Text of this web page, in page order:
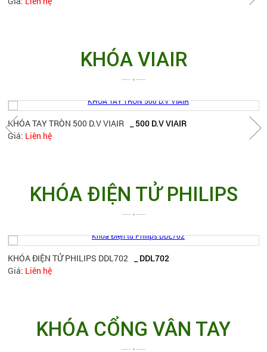
KHÓA VIAIR
KHÓA TAY TRÒN 500 D.V VIAIR
_ 500 D.V VIAIR
Giá: Liên hệ
KHÓA ĐIỆN TỬ PHILIPS
KHÓA ĐIỆN TỬ PHILIPS DDL702
_ DDL702
Giá: Liên hệ
KHÓA CỔNG VÂN TAY